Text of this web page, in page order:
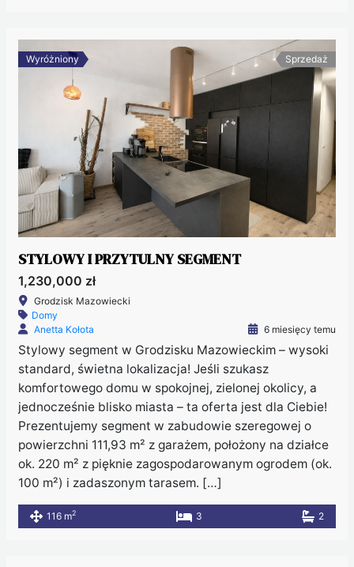
Wyróżniony Sprzedaż
STYLOWY I PRZYTULNY SEGMENT
1,230,000 zł
Grodzisk Mazowiecki
Domy
Anetta Kołota
6 miesięcy temu
Stylowy segment w Grodzisku Mazowieckim – wysoki
standard, świetna lokalizacja! Jeśli szukasz
komfortowego domu w spokojnej, zielonej okolicy, a
jednocześnie blisko miasta – ta oferta jest dla Ciebie!
Prezentujemy segment w zabudowie szeregowej o
powierzchni 111,93 m² z garażem, położony na działce
ok. 220 m² z pięknie zagospodarowanym ogrodem (ok.
100 m²) i zadaszonym tarasem. […]
116 m2 3 2